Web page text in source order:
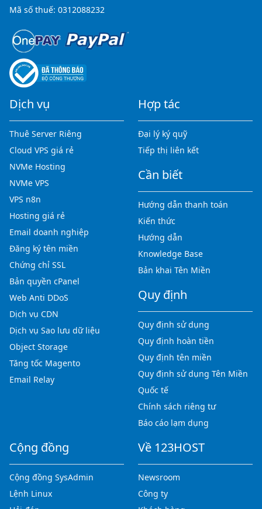
Mã số thuế: 0312088232
Dịch vụ
Thuê Server Riêng
Cloud VPS giá rẻ
NVMe Hosting
NVMe VPS
VPS n8n
Hosting giá rẻ
Email doanh nghiệp
Đăng ký tên miền
Chứng chỉ SSL
Bản quyền cPanel
Web Anti DDoS
Dịch vụ CDN
Dịch vụ Sao lưu dữ liệu
Object Storage
Tăng tốc Magento
Email Relay
Hợp tác
Đại lý ký quỹ
Tiếp thị liên kết
Cần biết
Hướng dẫn thanh toán
Kiến thức
Hướng dẫn
Knowledge Base
Bản khai Tên Miền
Quy định
Quy định sử dụng
Quy định hoàn tiền
Quy định tên miền
Quy định sử dụng Tên Miền
Quốc tế
Chính sách riêng tư
Báo cáo lạm dụng
Cộng đồng
Cộng đồng SysAdmin
Lệnh Linux
Về 123HOST
Newsroom
Công ty